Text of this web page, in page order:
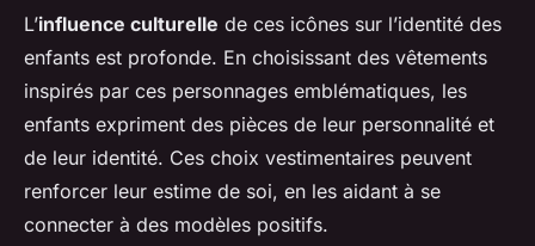
L’influence culturelle de ces icônes sur l’identité des
enfants est profonde. En choisissant des vêtements
inspirés par ces personnages emblématiques, les
enfants expriment des pièces de leur personnalité et
de leur identité. Ces choix vestimentaires peuvent
renforcer leur estime de soi, en les aidant à se
connecter à des modèles positifs.